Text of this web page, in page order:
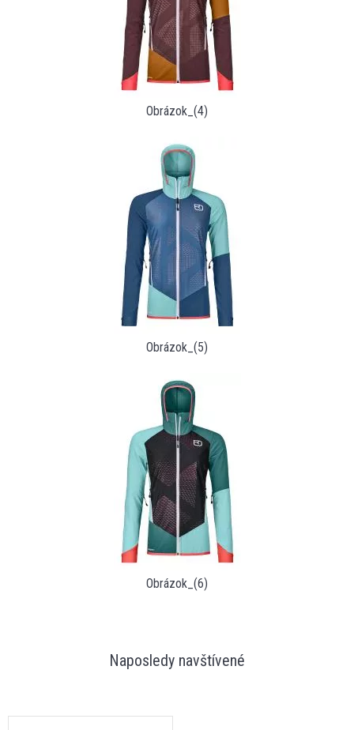
Obrázok_(4)
Obrázok_(5)
Obrázok_(6)
Naposledy navštívené